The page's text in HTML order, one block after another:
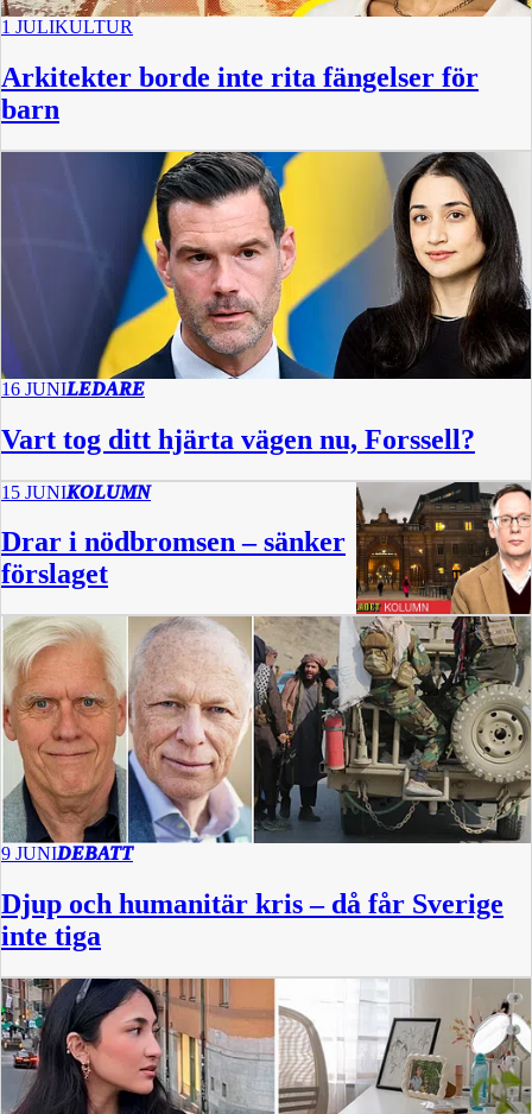
1 JULIKULTUR
Arkitekter borde inte rita fängelser för
barn
16 JUNILEDARE
Vart tog ditt hjärta vägen nu, Forssell?
15 JUNIKOLUMN
Drar i nödbromsen – sänker
förslaget
9 JUNIDEBATT
Djup och humanitär kris – då får Sverige
inte tiga